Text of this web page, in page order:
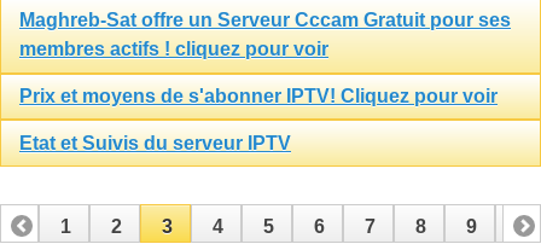
Maghreb-Sat offre un Serveur Cccam Gratuit pour ses
membres actifs ! cliquez pour voir
Prix et moyens de s'abonner IPTV! Cliquez pour voir
Etat et Suivis du serveur IPTV
1 2 3 4 5 6 7 8 9 10